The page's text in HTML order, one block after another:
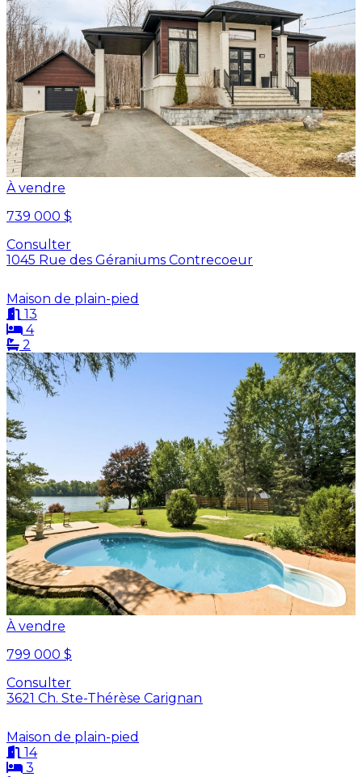
À vendre
739 000 $
Consulter
1045 Rue des Géraniums Contrecoeur
Maison de plain-pied
13
4
2
À vendre
799 000 $
Consulter
3621 Ch. Ste-Thérèse Carignan
Maison de plain-pied
14
3